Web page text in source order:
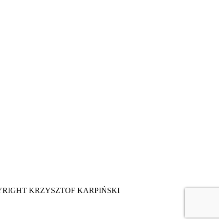
KRZYSZTOF KARPIŃSKI